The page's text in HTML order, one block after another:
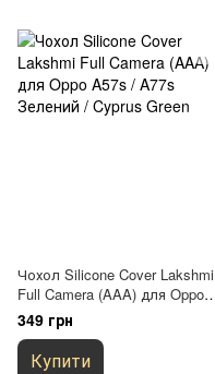
Чохол Silicone Cover Lakshmi
Full Camera (AAA) для Oppo
A57s / A77s Зелений / Cyprus
Green
349 грн
Купити